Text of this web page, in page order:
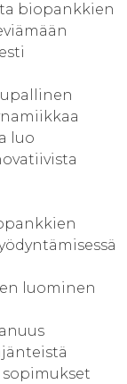
biopankkien
luo
luominen
sopimukset